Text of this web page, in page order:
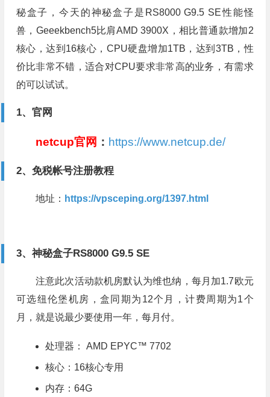
秘盒子，今天的神秘盒子是RS8000 G9.5 SE性能怪
兽，Geeekbench5比肩AMD 3900X，相比普通款增加2
核心，达到16核心，CPU硬盘增加1TB，达到3TB，性
价比非常不错，适合对CPU要求非常高的业务，有需求
的可以试试。
1、官网
netcup官网 ： https://www.netcup.de/
2、免税帐号注册教程
地址： https://vpsceping.org/1397.html
3、神秘盒子RS8000 G9.5 SE
注意此次活动款机房默认为维也纳，每月加1.7欧元
可选纽伦堡机房，盒同期为12个月，计费周期为1个
月，就是说最少要使用一年，每月付。
处理器： AMD EPYC™ 7702
核心：16核心专用
内存：64G